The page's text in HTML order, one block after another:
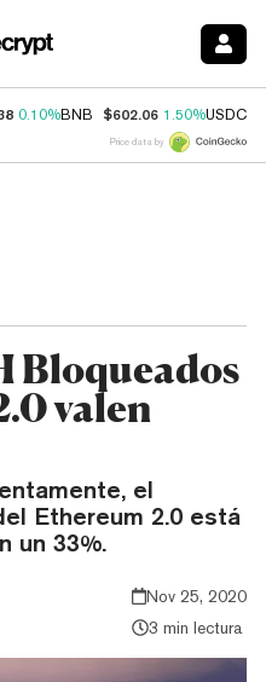
0.10%BNB $602.06 1.50%USDC
Price data by
Bloqueados
valen
el
Ethereum 2.0 está
un 33%.
Nov 25, 2020
3 min lectura